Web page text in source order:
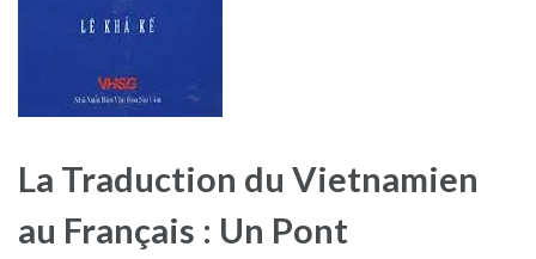
La Traduction du Vietnamien
au Français : Un Pont